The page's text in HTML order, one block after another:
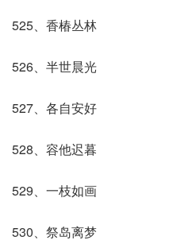
525、香椿丛林
526、半世晨光
527、各自安好
528、容他迟暮
529、一枝如画
530、祭岛离梦